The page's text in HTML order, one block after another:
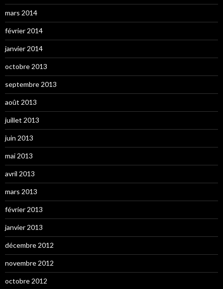
mars 2014
février 2014
janvier 2014
octobre 2013
septembre 2013
août 2013
juillet 2013
juin 2013
mai 2013
avril 2013
mars 2013
février 2013
janvier 2013
décembre 2012
novembre 2012
octobre 2012